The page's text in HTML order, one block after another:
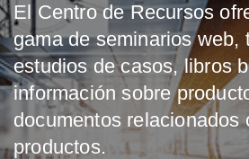
El Centro de Recursos
gama de seminarios web,
estudios de casos, libros
información sobre
documentos relacionados
productos.